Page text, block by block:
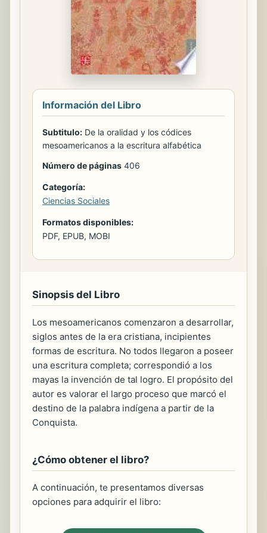
Información del Libro
Subtitulo: De la oralidad y los códices
mesoamericanos a la escritura alfabética
Número de páginas 406
Categoría:
Ciencias Sociales
Formatos disponibles:
PDF, EPUB, MOBI
Sinopsis del Libro
Los mesoamericanos comenzaron a desarrollar,
siglos antes de la era cristiana, incipientes
formas de escritura. No todos llegaron a poseer
una escritura completa; correspondió a los
mayas la invención de tal logro. El propósito del
autor es valorar el largo proceso que marcó el
destino de la palabra indígena a partir de la
Conquista.
¿Cómo obtener el libro?
A continuación, te presentamos diversas
opciones para adquirir el libro: